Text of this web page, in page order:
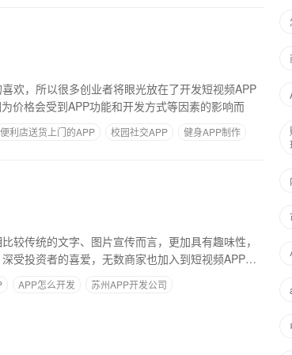
欢，所以很多创业者将眼光放在了开发短视频APP
价格会受到APP功能和开发方式等因素的影响而
便利店送货上门的APP 校园社交APP 健身APP制作
较传统的文字、图片宣传而言，更加具有趣味性，
受投资者的喜爱，无数商家也加入到短视频APP开
APP怎么开发
苏州APP开发公司